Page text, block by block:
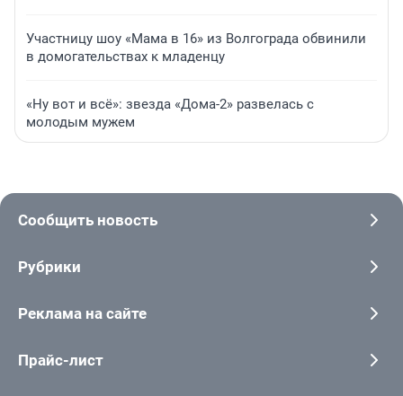
Участницу шоу «Мама в 16» из Волгограда обвинили
в домогательствах к младенцу
«Ну вот и всё»: звезда «Дома-2» развелась с
молодым мужем
Сообщить новость
Рубрики
Реклама на сайте
Прайс-лист